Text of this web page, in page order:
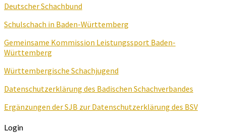
Deutscher Schachbund
Schulschach in Baden-Württemberg
Gemeinsame Kommission Leistungssport Baden-
Württemberg
Württembergische Schachjugend
Datenschutzerklärung des Badischen Schachverbandes
Ergänzungen der SJB zur Datenschutzerklärung des BSV
Login